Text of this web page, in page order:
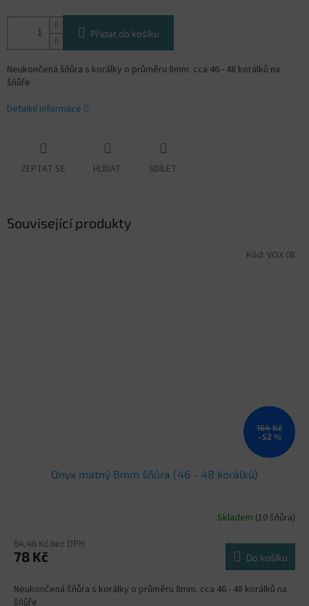
Přidat do košíku
Neukončená šňůra s korálky o průměru 8mm. cca 46 - 48 korálků na
šňůře
Detailní informace
ZEPTAT SE HLÍDAT SDÍLET
Související produkty
164 Kč
–52 %
Onyx matný 8mm šňůra (46 - 48 korálků)
Skladem (10 šňůra)
64,46 Kč bez DPH
78 Kč Do košíku
Neukončená šňůra s korálky o průměru 8mm. cca 46 - 48 korálků na
šňůře
Kód: VOX 08